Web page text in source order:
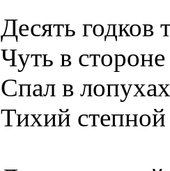
Десять годков
Чуть в
Спал в
Тихий